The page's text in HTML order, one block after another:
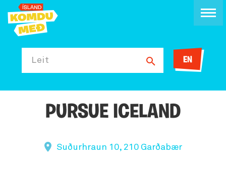
Leit EN
PURSUE ICELAND
Suðurhraun 10, 210 Garðabær